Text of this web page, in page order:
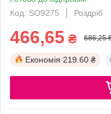
Код: SO9275
Роздріб
466,65 ₴ 686,25
Економія 219.60 ₴